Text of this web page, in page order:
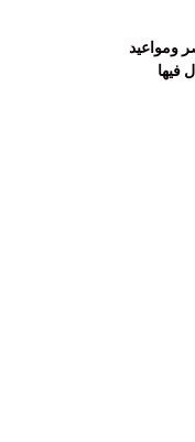
ومواعيد
فيها